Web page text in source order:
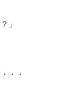
」
・・